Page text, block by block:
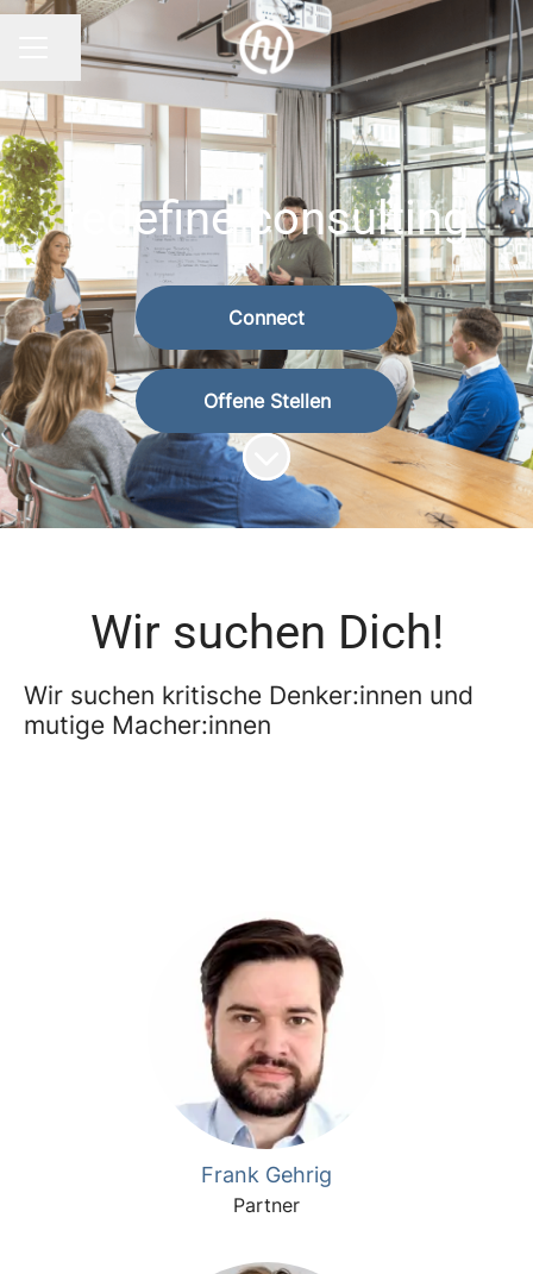
KARRIEREMENÜ
Seite teilen
redefine consulting
Connect
Offene Stellen
Zum Inhalt scrollen
Wir suchen Dich!
Wir suchen kritische Denker:innen und
mutige Macher:innen
Frank Gehrig
Partner